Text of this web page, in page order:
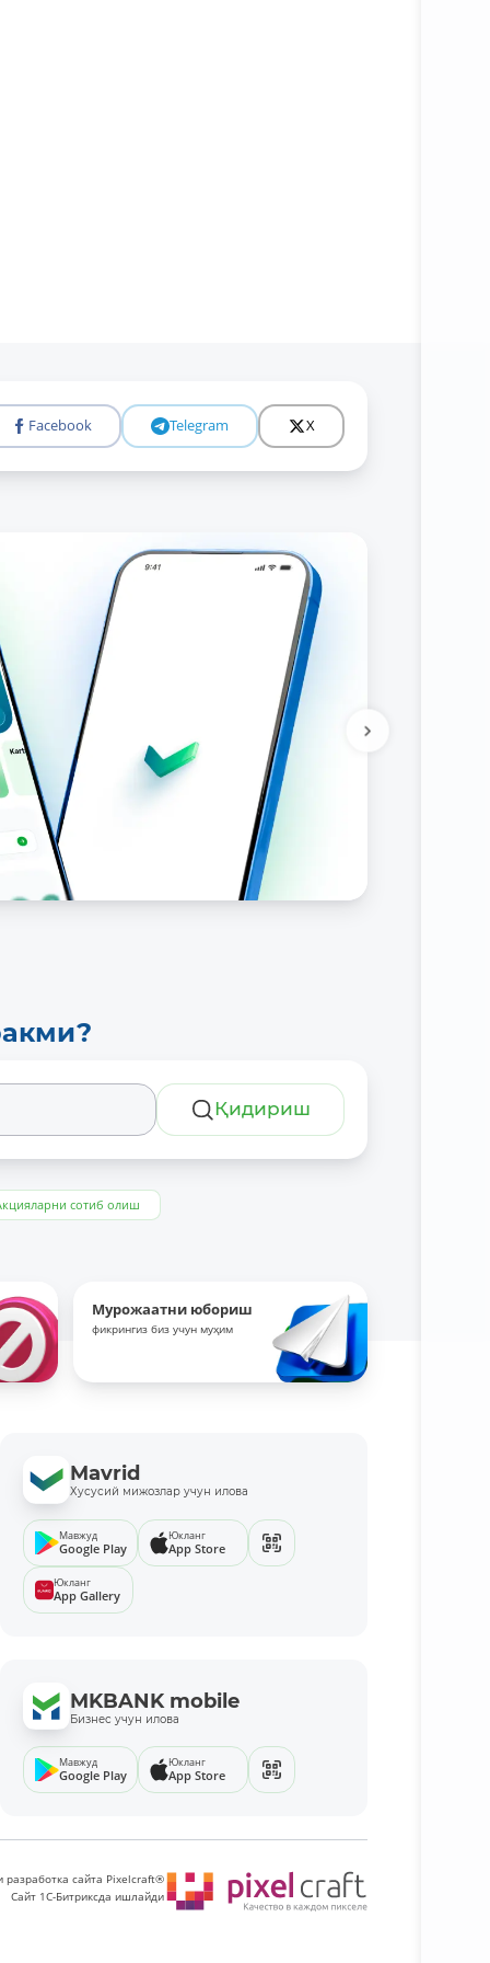
Facebook Telegram X
Қидириш
сотиб олиш
Мурожаатни юбориш
фикрингиз биз учун муҳим
Mavrid
Хусусий мижозлар учун илова
Мавжуд
Google Play
Юкланг
App Store
Юкланг
App Gallery
MKBANK mobile
Бизнес учун илова
Мавжуд
Google Play
Юкланг
App Store
разработка сайта Pixelcraft®
Сайт 1C-Битриксда ишлайди